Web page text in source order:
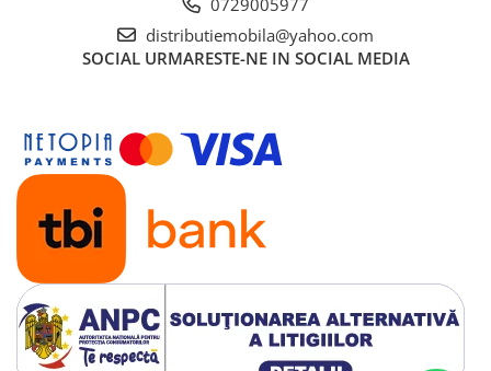
0729005977
distributiemobila@yahoo.com
SOCIAL URMARESTE-NE IN SOCIAL MEDIA